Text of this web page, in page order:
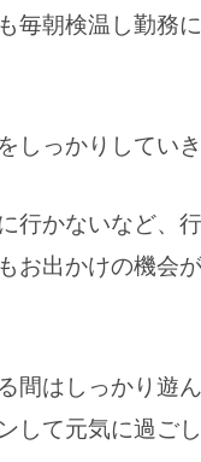
毎朝検温し勤務
しっかりしていき
行かないなど、
お出かけの機会
間はしっかり遊
して元気に過ご